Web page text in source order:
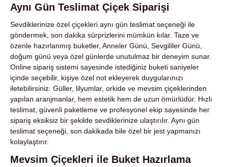
Aynı Gün Teslimat Çiçek Siparişi
Sevdiklerinize özel çiçekleri aynı gün teslimat seçeneği ile
göndermek, son dakika sürprizlerini mümkün kılar. Taze ve
özenle hazırlanmış buketler, Anneler Günü, Sevgililer Günü,
doğum günü veya özel günlerde unutulmaz bir deneyim sunar.
Online sipariş sistemi sayesinde istediğiniz buketi saniyeler
içinde seçebilir, kişiye özel not ekleyerek duygularınızı
iletebilirsiniz. Güller, lilyumlar, orkide ve mevsim çiçeklerinden
yapılan aranjmanlar, hem estetik hem de uzun ömürlüdür. Hızlı
teslimat, güvenli paketleme ve profesyonel ekip sayesinde her
sipariş eksiksiz bir şekilde sevdiklerinize ulaştırılır. Aynı gün
teslimat seçeneği, son dakikada bile özel bir jest yapmanızı
kolaylaştırır.
Mevsim Çiçekleri ile Buket Hazırlama